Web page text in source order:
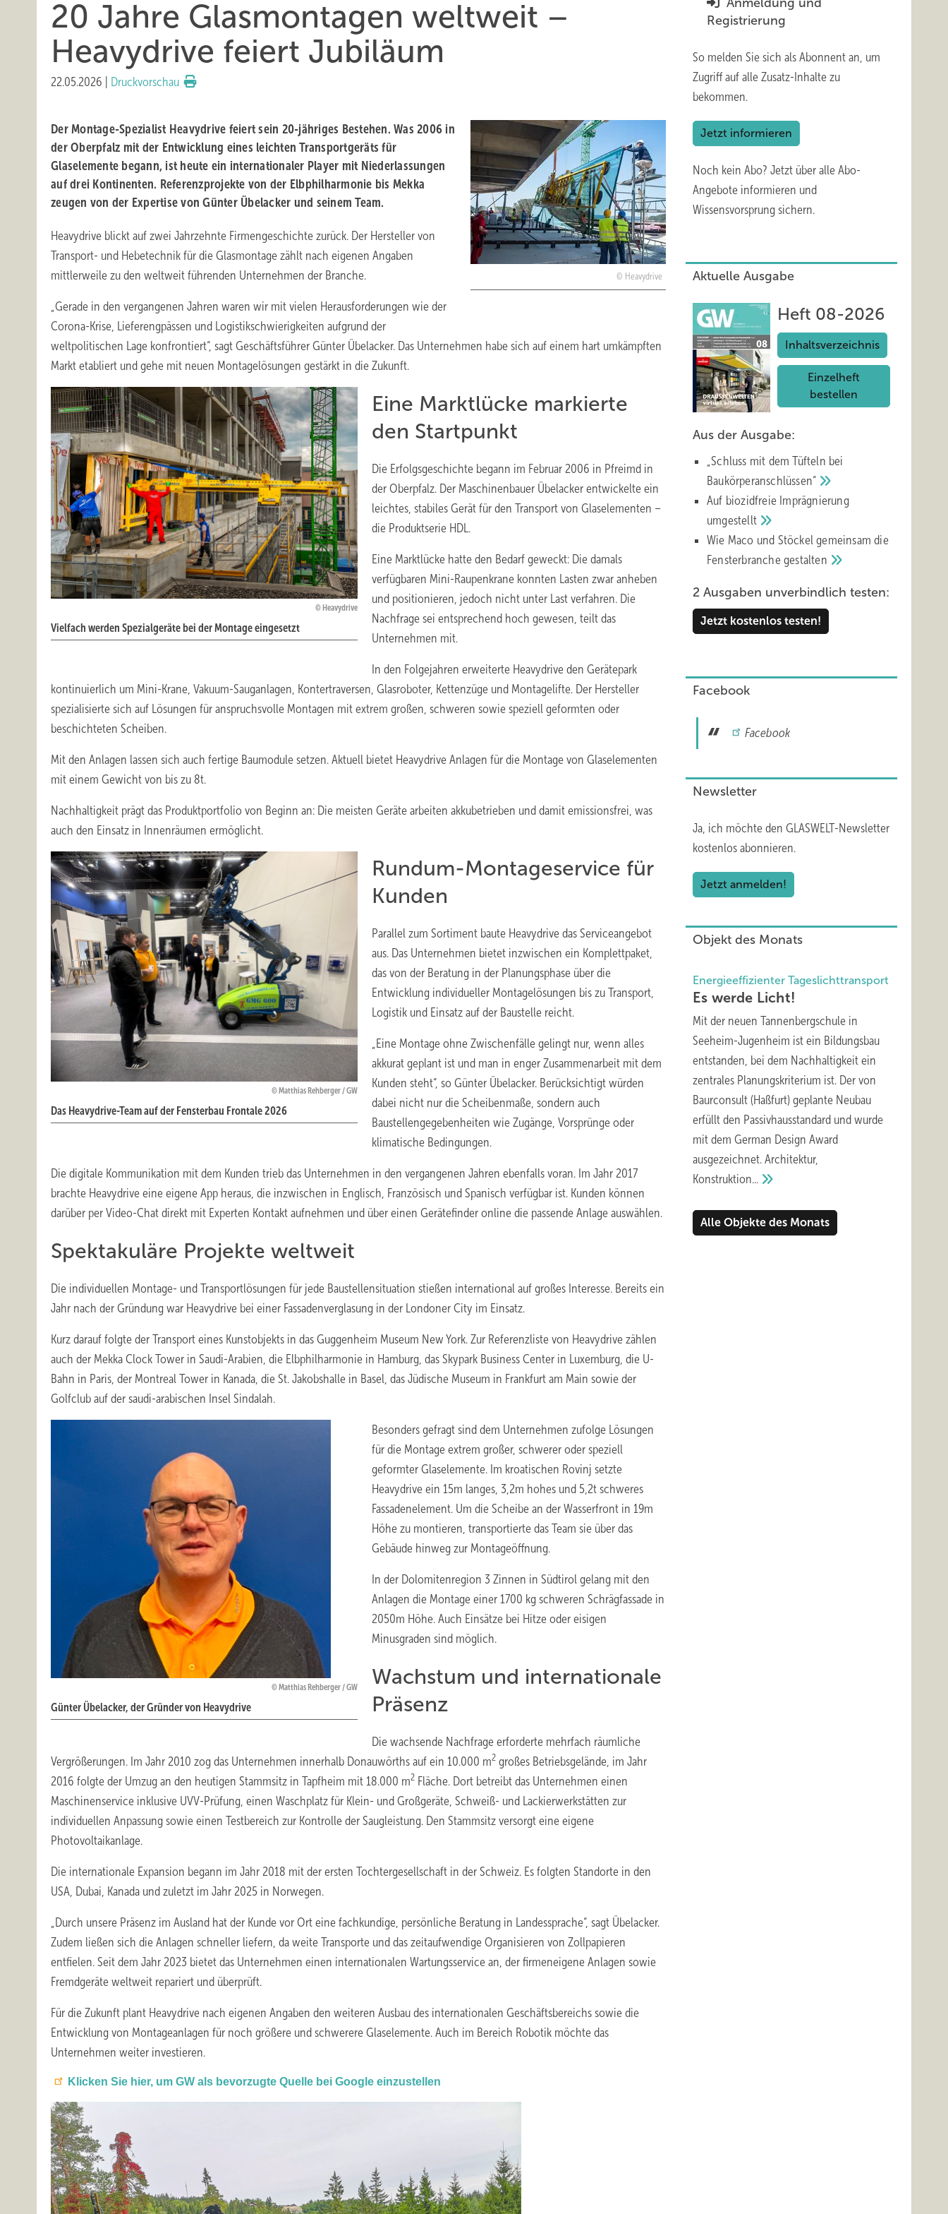
20 Jahre Glasmontagen weltweit –
Heavydrive feiert Jubiläum
22.05.2026 Druckvorschau
Heavydrive
Der Montage-Spezialist Heavydrive feiert sein 20-jähriges Bestehen. Was 2006 in
der Oberpfalz mit der Entwicklung eines leichten Transportgeräts für
Glaselemente begann, ist heute ein internationaler Player mit Niederlassungen
auf drei Kontinenten. Referenzprojekte von der Elbphilharmonie bis Mekka
zeugen von der Expertise von Günter Übelacker und seinem Team.
Heavydrive blickt auf zwei Jahrzehnte Firmengeschichte zurück. Der Hersteller von
Transport- und Hebetechnik für die Glasmontage zählt nach eigenen Angaben
mittlerweile zu den weltweit führenden Unternehmen der Branche.
„Gerade in den vergangenen Jahren waren wir mit vielen Herausforderungen wie der
Corona-Krise, Lieferengpässen und Logistikschwierigkeiten aufgrund der
weltpolitischen Lage konfrontiert“, sagt Geschäftsführer Günter Übelacker. Das Unternehmen habe sich auf einem hart umkämpften
Markt etabliert und gehe mit neuen Montagelösungen gestärkt in die Zukunft.
Heavydrive
Vielfach werden Spezialgeräte bei der Montage eingesetzt
Eine Marktlücke markierte
den Startpunkt
Die Erfolgsgeschichte begann im Februar 2006 in Pfreimd in
der Oberpfalz. Der Maschinenbauer Übelacker entwickelte ein
leichtes, stabiles Gerät für den Transport von Glaselementen –
die Produktserie HDL.
Eine Marktlücke hatte den Bedarf geweckt: Die damals
verfügbaren Mini-Raupenkrane konnten Lasten zwar anheben
und positionieren, jedoch nicht unter Last verfahren. Die
Nachfrage sei entsprechend hoch gewesen, teilt das
Unternehmen mit.
In den Folgejahren erweiterte Heavydrive den Gerätepark
kontinuierlich um Mini-Krane, Vakuum-Sauganlagen, Kontertraversen, Glasroboter, Kettenzüge und Montagelifte. Der Hersteller
spezialisierte sich auf Lösungen für anspruchsvolle Montagen mit extrem großen, schweren sowie speziell geformten oder
beschichteten Scheiben.
Mit den Anlagen lassen sich auch fertige Baumodule setzen. Aktuell bietet Heavydrive Anlagen für die Montage von Glaselementen
mit einem Gewicht von bis zu 8t.
Nachhaltigkeit prägt das Produktportfolio von Beginn an: Die meisten Geräte arbeiten akkubetrieben und damit emissionsfrei, was
auch den Einsatz in Innenräumen ermöglicht.
Matthias Rehberger / GW
Das Heavydrive-Team auf der Fensterbau Frontale 2026
Rundum-Montageservice für
Kunden
Parallel zum Sortiment baute Heavydrive das Serviceangebot
aus. Das Unternehmen bietet inzwischen ein Komplettpaket,
das von der Beratung in der Planungsphase über die
Entwicklung individueller Montagelösungen bis zu Transport,
Logistik und Einsatz auf der Baustelle reicht.
„Eine Montage ohne Zwischenfälle gelingt nur, wenn alles
akkurat geplant ist und man in enger Zusammenarbeit mit dem
Kunden steht“, so Günter Übelacker. Berücksichtigt würden
dabei nicht nur die Scheibenmaße, sondern auch
Baustellengegebenheiten wie Zugänge, Vorsprünge oder
klimatische Bedingungen.
Die digitale Kommunikation mit dem Kunden trieb das Unternehmen in den vergangenen Jahren ebenfalls voran. Im Jahr 2017
brachte Heavydrive eine eigene App heraus, die inzwischen in Englisch, Französisch und Spanisch verfügbar ist. Kunden können
darüber per Video-Chat direkt mit Experten Kontakt aufnehmen und über einen Gerätefinder online die passende Anlage auswählen.
Spektakuläre Projekte weltweit
Die individuellen Montage- und Transportlösungen für jede Baustellensituation stießen international auf großes Interesse. Bereits ein
Jahr nach der Gründung war Heavydrive bei einer Fassadenverglasung in der Londoner City im Einsatz.
Kurz darauf folgte der Transport eines Kunstobjekts in das Guggenheim Museum New York. Zur Referenzliste von Heavydrive zählen
auch der Mekka Clock Tower in Saudi-Arabien, die Elbphilharmonie in Hamburg, das Skypark Business Center in Luxemburg, die U-
Bahn in Paris, der Montreal Tower in Kanada, die St. Jakobshalle in Basel, das Jüdische Museum in Frankfurt am Main sowie der
Golfclub auf der saudi-arabischen Insel Sindalah.
Matthias Rehberger / GW
Günter Übelacker, der Gründer von Heavydrive
Besonders gefragt sind dem Unternehmen zufolge Lösungen
für die Montage extrem großer, schwerer oder speziell
geformter Glaselemente. Im kroatischen Rovinj setzte
Heavydrive ein 15m langes, 3,2m hohes und 5,2t schweres
Fassadenelement. Um die Scheibe an der Wasserfront in 19m
Höhe zu montieren, transportierte das Team sie über das
Gebäude hinweg zur Montageöffnung.
In der Dolomitenregion 3 Zinnen in Südtirol gelang mit den
Anlagen die Montage einer 1700 kg schweren Schrägfassade in
2050m Höhe. Auch Einsätze bei Hitze oder eisigen
Minusgraden sind möglich.
Wachstum und internationale
Präsenz
Die wachsende Nachfrage erforderte mehrfach räumliche
Vergrößerungen. Im Jahr 2010 zog das Unternehmen innerhalb Donauwörths auf ein 10.000 m2 großes Betriebsgelände, im Jahr
2016 folgte der Umzug an den heutigen Stammsitz in Tapfheim mit 18.000 m2 Fläche. Dort betreibt das Unternehmen einen
Maschinenservice inklusive UVV-Prüfung, einen Waschplatz für Klein- und Großgeräte, Schweiß- und Lackierwerkstätten zur
individuellen Anpassung sowie einen Testbereich zur Kontrolle der Saugleistung. Den Stammsitz versorgt eine eigene
Photovoltaikanlage.
Die internationale Expansion begann im Jahr 2018 mit der ersten Tochtergesellschaft in der Schweiz. Es folgten Standorte in den
USA, Dubai, Kanada und zuletzt im Jahr 2025 in Norwegen.
„Durch unsere Präsenz im Ausland hat der Kunde vor Ort eine fachkundige, persönliche Beratung in Landessprache“, sagt Übelacker.
Zudem ließen sich die Anlagen schneller liefern, da weite Transporte und das zeitaufwendige Organisieren von Zollpapieren
entfielen. Seit dem Jahr 2023 bietet das Unternehmen einen internationalen Wartungsservice an, der firmeneigene Anlagen sowie
Fremdgeräte weltweit repariert und überprüft.
Für die Zukunft plant Heavydrive nach eigenen Angaben den weiteren Ausbau des internationalen Geschäftsbereichs sowie die
Entwicklung von Montageanlagen für noch größere und schwerere Glaselemente. Auch im Bereich Robotik möchte das
Unternehmen weiter investieren.
Klicken Sie hier, um GW als bevorzugte Quelle bei Google einzustellen
Anmeldung und
Registrierung
So melden Sie sich als Abonnent an, um
Zugriff auf alle Zusatz-Inhalte zu
bekommen.
Jetzt informieren
Noch kein Abo? Jetzt über alle Abo-
Angebote informieren und
Wissensvorsprung sichern.
Aktuelle Ausgabe
Heft 08-2026
Inhaltsverzeichnis
Einzelheft
bestellen
Aus der Ausgabe:
„Schluss mit d em Tüfteln bei
Baukörperanschlüssen“
Auf biozidfreie Imprägnierung
umgestellt
Wie Maco und Stöckel gemeinsam die
Fensterbranche gestalten
2 Ausgaben unverbindlich testen:
Jetzt kostenlos testen!
Facebook
Facebook
Newsletter
Ja, ich möchte den GLASWELT-Newsletter
kostenlos abonnieren.
Jetzt anmelden!
Objekt des Monats
Energieeffizienter Tageslichttransport
Es werde Licht!
Mit der neuen Tannenbergschule in
Seeheim-Jugenheim ist ein Bildungsbau
entstanden, bei dem Nachhaltigkeit ein
zentrales Planungskriterium ist. Der von
Baurconsult (Haßfurt) geplante Neubau
erfüllt den Passivhausstandard und wurde
mit dem German Design Award
ausgezeichnet. Architektur,
Konstruktion...
Alle Objekte des Monats